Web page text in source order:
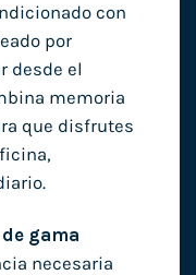
con
por
desde el
memoria
que disfrutes
gama
necesaria